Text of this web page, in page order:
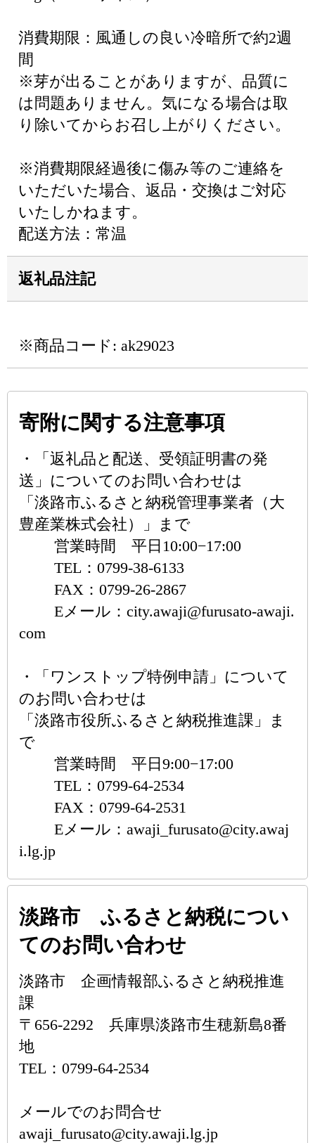
消費期限：風通しの良い冷暗所で約2週
間
※芽が出ることがありますが、品質に
は問題ありません。気になる場合は取
り除いてからお召し上がりください。
※消費期限経過後に傷み等のご連絡を
いただいた場合、返品・交換はご対応
いたしかねます。
配送方法：常温
返礼品注記
※商品コード: ak29023
寄附に関する注意事項
・「返礼品と配送、受領証明書の発
送」についてのお問い合わせは
「淡路市ふるさと納税管理事業者（大
豊産業株式会社）」まで
営業時間 平日10:00−17:00
TEL：0799-38-6133
FAX：0799-26-2867
Eメール：city.awaji@furusato-awaji.
com
・「ワンストップ特例申請」について
のお問い合わせは
「淡路市役所ふるさと納税推進課」ま
で
営業時間 平日9:00−17:00
TEL：0799-64-2534
FAX：0799-64-2531
Eメール：awaji_furusato@city.awaj
i.lg.jp
淡路市 ふるさと納税につい
てのお問い合わせ
淡路市 企画情報部ふるさと納税推進
課
〒656-2292 兵庫県淡路市生穂新島8番
地
TEL：0799-64-2534
メールでのお問合せ
awaji_furusato@city.awaji.lg.jp